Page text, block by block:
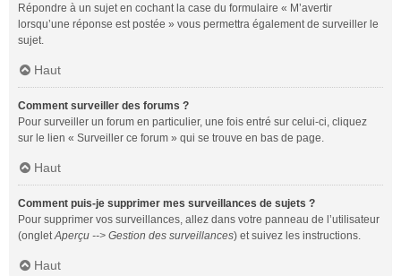
Répondre à un sujet en cochant la case du formulaire « M’avertir
lorsqu’une réponse est postée » vous permettra également de surveiller le
sujet.
Haut
Comment surveiller des forums ?
Pour surveiller un forum en particulier, une fois entré sur celui-ci, cliquez
sur le lien « Surveiller ce forum » qui se trouve en bas de page.
Haut
Comment puis-je supprimer mes surveillances de sujets ?
Pour supprimer vos surveillances, allez dans votre panneau de l’utilisateur
(ongletAperçu --> Gestion des surveillances) et suivez les instructions.
Haut